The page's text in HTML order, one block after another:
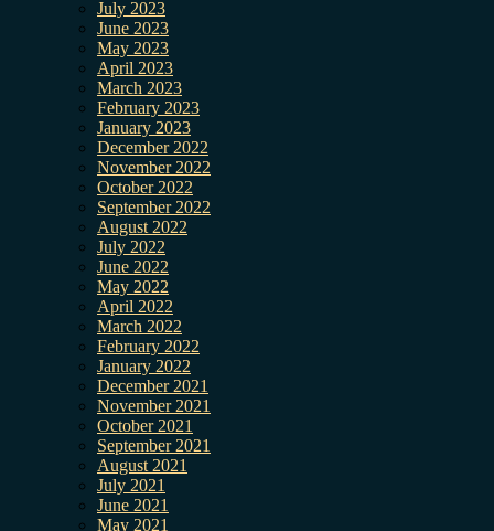
July 2023
June 2023
May 2023
April 2023
March 2023
February 2023
January 2023
December 2022
November 2022
October 2022
September 2022
August 2022
July 2022
June 2022
May 2022
April 2022
March 2022
February 2022
January 2022
December 2021
November 2021
October 2021
September 2021
August 2021
July 2021
June 2021
May 2021